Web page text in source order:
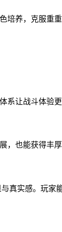
养，克服
让战斗体验
也能获得丰
真实感。玩家